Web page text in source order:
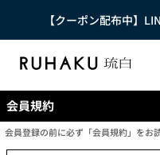
【クーポン配布中】
会員規約
会員登録の前に必ず「会員規約」をお